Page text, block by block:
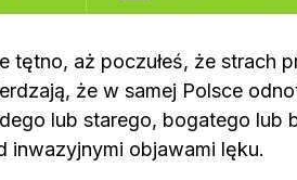
tętno, aż poczułeś, że strach
że w samej Polsce
lub starego, bogatego
inwazyjnymi objawami lęku.